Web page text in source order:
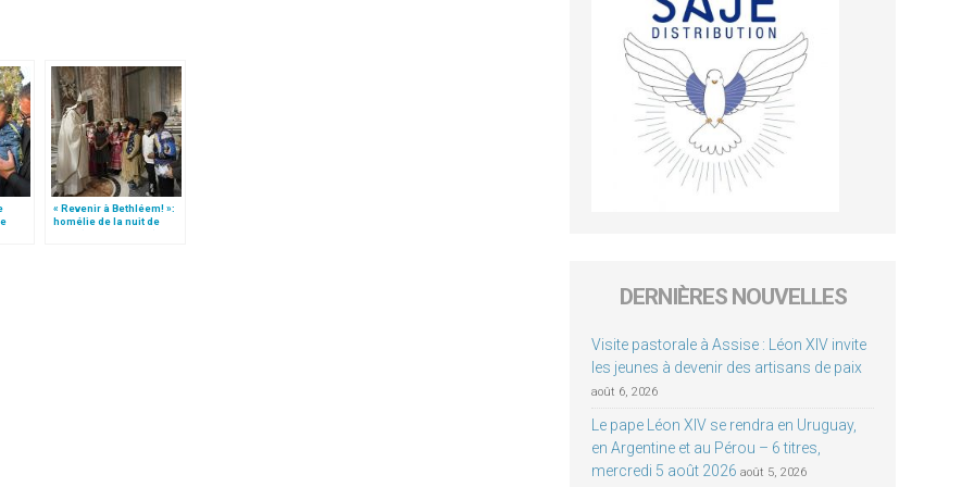
« Revenir à Bethléem! »:
homélie de la nuit de
DERNIÈRES NOUVELLES
Visite pastorale à Assise : Léon XIV invite
les jeunes à devenir des artisans de paix
août 6, 2026
Le pape Léon XIV se rendra en Uruguay,
en Argentine et au Pérou – 6 titres,
mercredi 5 août 2026 août 5, 2026